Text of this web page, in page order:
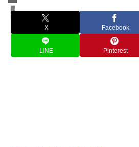
育毛
X Facebook
LINE Pinterest